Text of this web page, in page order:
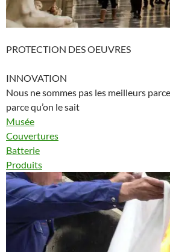
PROTECTION DES OEUVRES
INNOVATION
Nous ne sommes pas les meilleurs
parce qu’on le sait
Musée
Couvertures
Batterie
Produits